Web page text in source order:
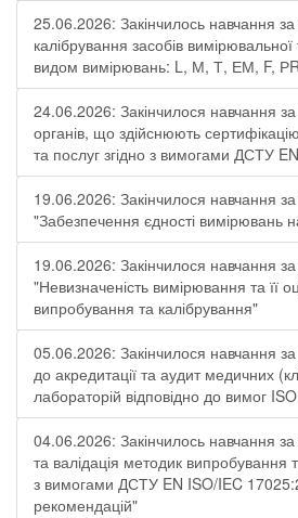
25.06.2026: Закінчилось навчання
калібрування засобів
видом вимірювань: L, М, Т, ЕМ, F,
24.06.2026: Закінчилося навчання
органів, що здійснюють
та послуг згідно з вимогами ДСТУ
19.06.2026: Закінчилося навчання
"Забезпечення єдності вимірювань
19.06.2026: Закінчилося навчання
"Невизначеність вимірювання та її
випробування та калібрування"
05.06.2026: Закінчилося навчання
до акредитації та аудит медичних
лабораторій відповідно до вимог
04.06.2026: Закінчилось навчання
та валідація методик випробування
з вимогами ДСТУ EN ISO/IEC
рекомендацій"